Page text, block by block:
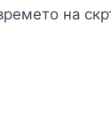
на